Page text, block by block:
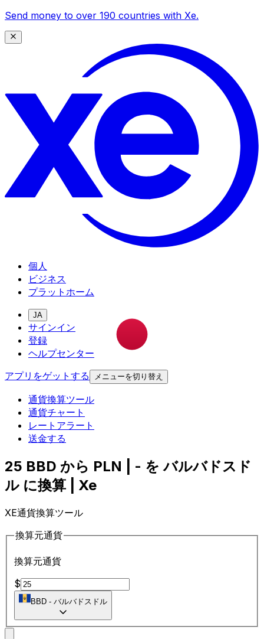
Send money to over 190 countries with Xe.
個人
ビジネス
プラットホーム
JA
サインイン
登録
ヘルプセンター
アプリをゲットする
メニューを切り替え
通貨換算ツール
通貨チャート
レートアラート
送金する
25 BBD から PLN | - を バルバドスド
ル に換算 | Xe
XE通貨換算ツール
換算元通貨
換算元通貨
$
BBD - バルバドスドル